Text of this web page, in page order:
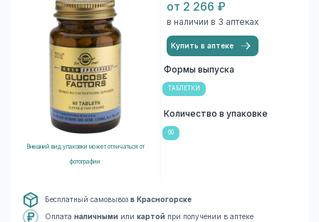
Внешний вид упаковки может отличаться от
фотографии
от 2 266 ₽
в наличии в 3 аптеках
Купить в аптеке
Формы выпуска
ТАБЛЕТКИ
Количество в упаковке
60
Бесплатный самовывоз в Красногорске
Оплата наличными или картой при получении в аптеке